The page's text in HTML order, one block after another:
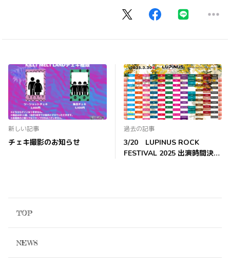
新しい記事
チェキ撮影のお知らせ
過去の記事
3/20 LUPINUS ROCK
FESTIVAL 2025 出演時間決
TOP
NEWS